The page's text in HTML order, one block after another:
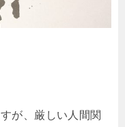
が、厳しい人間関